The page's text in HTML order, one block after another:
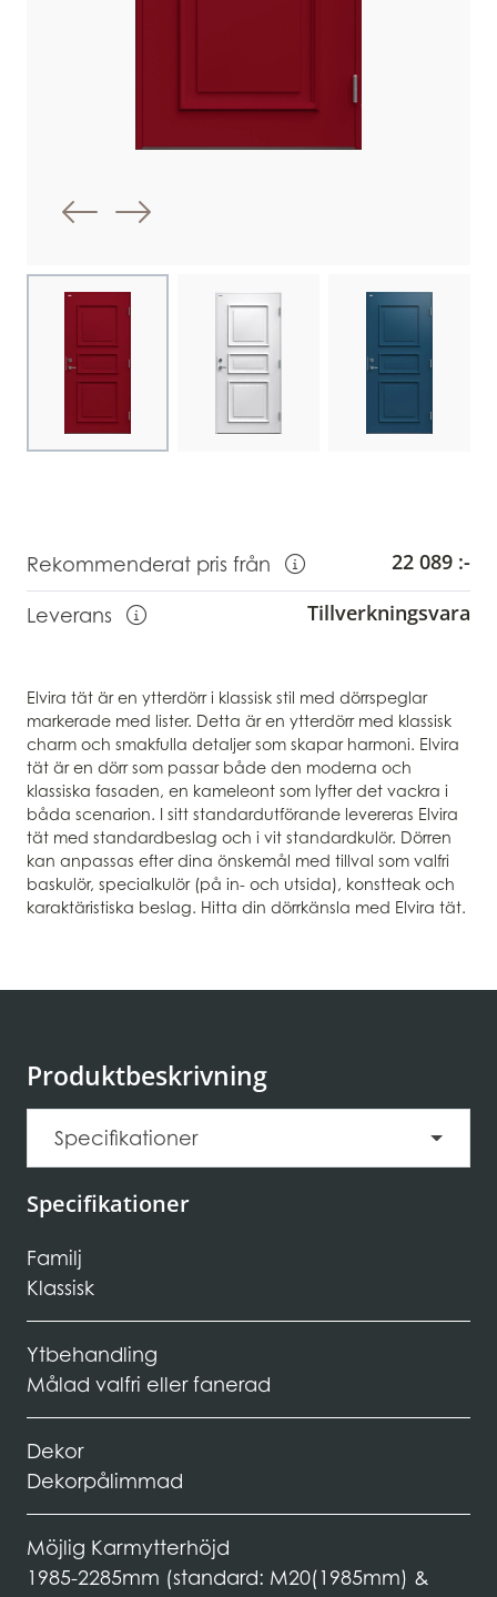
Föregående bild
Nästa bild
Choose image Choose image Choose image
Rekommenderat pris från
Visa information om
22 089 :-
Leverans
Tillverkningsvara
Elvira tät är en ytterdörr i klassisk stil med dörrspeglar
markerade med lister. Detta är en ytterdörr med klassisk
charm och smakfulla detaljer som skapar harmoni. Elvira
tät är en dörr som passar både den moderna och
klassiska fasaden, en kameleont som lyfter det vackra i
båda scenarion. I sitt standardutförande levereras Elvira
tät med standardbeslag och i vit standardkulör. Dörren
kan anpassas efter dina önskemål med tillval som valfri
baskulör, specialkulör (på in- och utsida), konstteak och
karaktäristiska beslag. Hitta din dörrkänsla med Elvira tät.
Produktbeskrivning
Specifikationer
Specifikationer
Familj
Klassisk
Ytbehandling
Målad valfri eller fanerad
Dekor
Dekorpålimmad
Möjlig Karmytterhöjd
1985-2285mm (standard: M20(1985mm) &